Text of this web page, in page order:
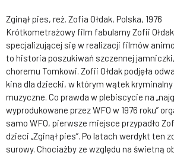
Zginął pies, reż. Zofia Ołdak, Polska, 1976
Krótkometrażowy film fabularny Zofii
specjalizującej się w realizacji filmów
to historia poszukiwań szczennej
choremu Tomkowi. Zofii Ołdak podjęła
kina dla dziecki, w którym wątek
muzyczne. Co prawda w plebiscycie na
wyprodukowane przez WFO w 1976 roku”
samo WFO, pierwsze miejsce przypadło
dzieci „Zginął pies”. Po latach werdykt ten
surowy. Chociażby ze względu na świetną